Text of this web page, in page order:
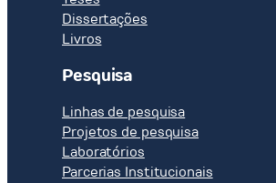
Dissertações
Livros
Pesquisa
Linhas de pesquisa
Projetos de pesquisa
Laboratórios
Parcerias Institucionais